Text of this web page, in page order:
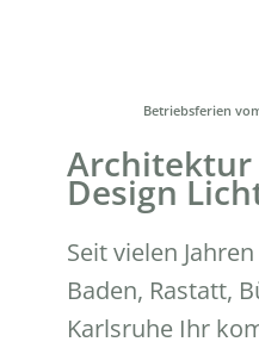
Betriebsferien
Architektur
Design
Seit vielen
Baden, Rastatt,
Karlsruhe Ihr